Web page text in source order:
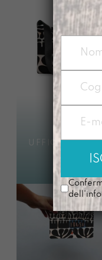
UFFICIOSA